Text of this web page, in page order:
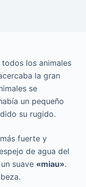
los animales
la gran
se
un pequeño
su rugido.
fuerte y
de agua del
suave «miau».